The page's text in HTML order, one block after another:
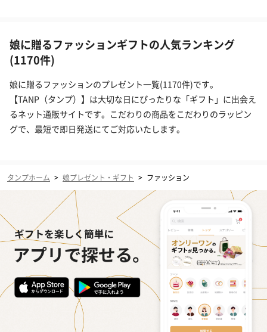
娘に贈るファッションギフトの人気ランキング
(1170件)
娘に贈るファッションのプレゼント一覧(1170件)です。
【TANP（タンプ）】は大切な日にぴったりな「ギフト」に出会え
るネット通販サイトです。こだわりの商品をこだわりのラッピン
グで、最短で即日発送にてご対応いたします。
タンプホーム > 娘プレゼント・ギフト > ファッション